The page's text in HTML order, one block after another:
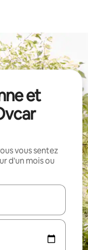
et
vous sentez
d'un mois ou
les flèches vers le